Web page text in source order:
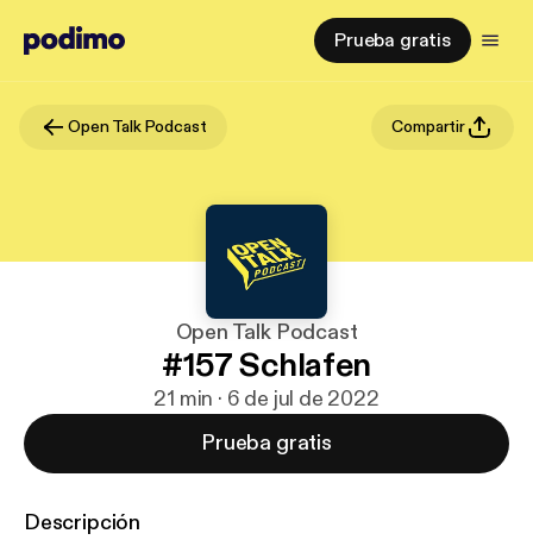
Prueba gratis
Open Talk Podcast Compartir
Open Talk Podcast
#157 Schlafen
21 min · 6 de jul de 2022
Prueba gratis
Descripción